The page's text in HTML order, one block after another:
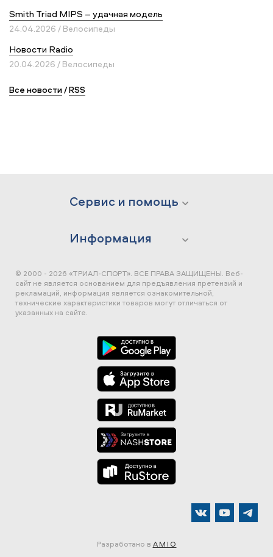
Smith Triad MIPS – удачная модель
24.04.2026 / Велосипеды
Новости Radio
20.04.2026 / Велосипеды
Все новости/RSS
Сервис и помощь
Информация
© 2000 - 2026 «ТРИАЛ-СПОРТ». ВСЕ ПРАВА ЗАЩИЩЕНЫ. Веб-
сайт не является основанием для предъявления претензий и
рекламаций, информация является ознакомительной,
технические характеристики товаров могут отличаться от
указанных на сайте.
Разработано в AMIO